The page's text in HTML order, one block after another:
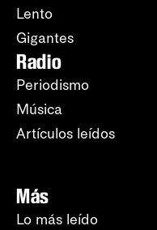
Lento
Gigantes
Radio
Periodismo
Música
Artículos leídos
Más
Lo más leído